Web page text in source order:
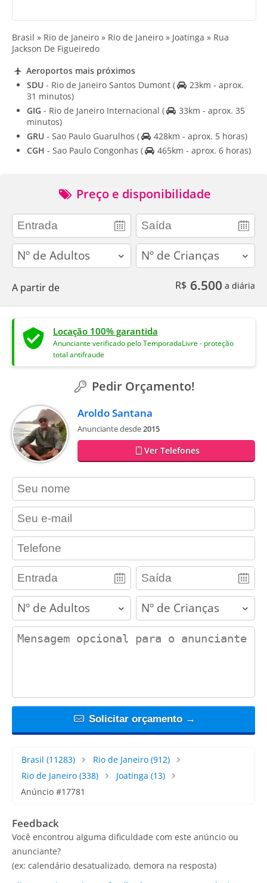
Brasil » Rio de Janeiro » Rio de Janeiro » Joatinga » Rua
Jackson De Figueiredo
Aeroportos mais próximos
SDU - Rio de Janeiro Santos Dumont (
23km - aprox.
31 minutos)
GIG - Rio de Janeiro Internacional (
33km - aprox. 35
minutos)
GRU - Sao Paulo Guarulhos (
428km - aprox. 5 horas)
CGH - Sao Paulo Congonhas ( 465km - aprox. 6 horas)
Preço e disponibilidade
adults children
A partir de R$ 6.500 a diária
Locação 100% garantida
Anunciante verificado pelo TemporadaLivre - proteção
total antifraude
Pedir Orçamento!
Aroldo Santana
Anunciante desde2015
Ver Telefones
contact_name
contact_email
contact_phone
adults children
contact_message
Solicitar orçamento →
Brasil (11283) Rio de Janeiro(912)
Rio de Janeiro (338) Joatinga (13)
Anúncio #17781
Feedback
Você encontrou alguma dificuldade com este anúncio ou
anunciante?
(ex: calendário desatualizado, demora na resposta)